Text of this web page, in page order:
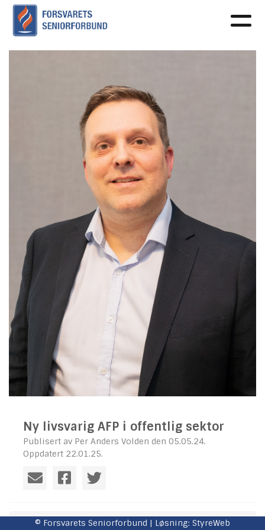
Ny livsvarig AFP i offentlig sektor
Publisert av Per Anders Volden den 05.05.24.
Oppdatert 22.01.25.
2024.05.05 MK 2-24 Ny livsvarig AFP i offentlig
© Forsvarets Seniorforbund | Løsning: StyreWeb